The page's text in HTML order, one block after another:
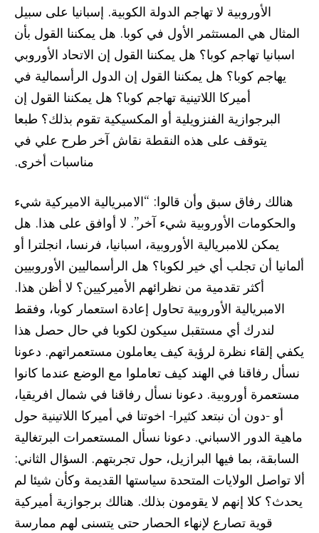
الأوروبية لا تهاجم الدولة الكوبية. إسبانيا على سبيل
المثال هي المستثمر الأول في كوبا. هل يمكننا القول بأن
اسبانيا تهاجم كوبا؟ هل يمكننا القول إن الاتحاد الأوروبي
يهاجم كوبا؟ هل يمكننا القول إن الدول الرأسمالية في
أميركا اللاتينية تهاجم كوبا؟ هل يمكننا القول إن
البرجوازية الفنزويلية أو المكسيكية تقوم بذلك؟ طبعا
يتوقف على هذه النقطة نقاش آخر طرح علي في
مناسبات أخرى.
هنالك رفاق سبق وأن قالوا: “الامبريالية الاميركية شيء
والحكومات الأوروبية شيء آخر”. لا أوافق على هذا. هل
يمكن للامبريالية الأوروبية، اسبانيا، فرنسا، انجلترا أو
ألمانيا أن تجلب أي خير لكوبا؟ هل الرأسماليين الأوروبيين
أكثر تقدمية من نظرائهم الأميركيين؟ لا أظن هذا.
الامبريالية الأوروبية تحاول إعادة استعمار كوبا، وفقط
لندرك أي مستقبل سيكون لكوبا في حال حصل هذا
يكفي إلقاء نظرة لرؤية كيف يعاملون مستعمراتهم. دعونا
نسأل رفاقنا في الهند كيف تعاملوا مع الوضع عندما كانوا
مستعمرة أوروبية. دعونا نسأل رفاقنا في شمال افريقيا،
أو -دون أن نبتعد كثيرا- اخوتنا في أميركا اللاتينية حول
ماهية الدور الاسباني. دعونا نسأل المستعمرات البرتغالية
السابقة، بما فيها البرازيل، حول تجربتهم. السؤال الثاني:
ألا تواصل الولايات المتحدة سياستها القديمة وكأن شيئا لم
يحدث؟ كلا إنهم لا يقومون بذلك. هنالك برجوازية أميركية
قوية تصارع لإنهاء الحصار حتى يتسنى لهم ممارسة